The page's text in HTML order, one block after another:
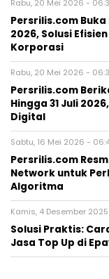
Rabu, 20 Mei 2026 -
Persrilis.com Buka
2026, Solusi
Korporasi
Rabu, 20 Mei 2026 -
Persrilis.com
Hingga 31 Juli
Digital
Sabtu, 16 Mei 2026 -
Persrilis.com
Network untuk
Algoritma
Kamis, 4 Desember 2025
Solusi Praktis:
Jasa Top Up di